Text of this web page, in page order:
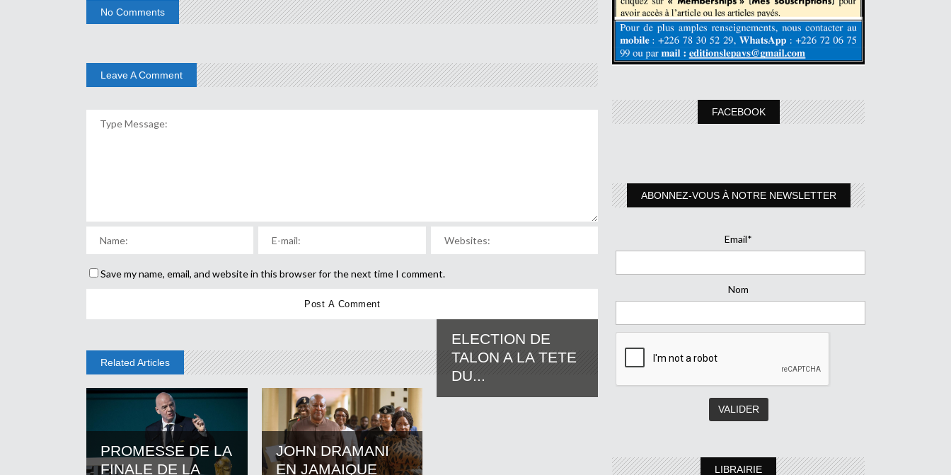
No Comments
Leave A Comment
Save my name, email, and website in this browser for the next time I comment.
Related Articles
PROMESSE DE LA
FINALE DE LA
JOHN DRAMANI
EN JAMAIQUE
ELECTION DE
TALON A LA TETE
DU...
FACEBOOK
ABONNEZ-VOUS À NOTRE NEWSLETTER
Email*
Nom
LIBRAIRIE